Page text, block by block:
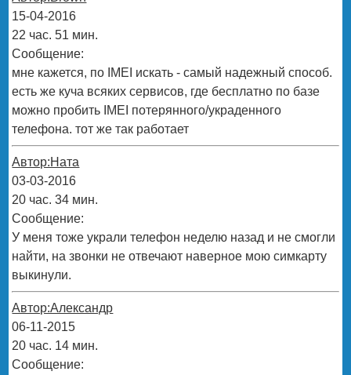
15-04-2016
22 час. 51 мин.
Сообщение:
мне кажется, по IMEI искать - самый надежный способ.
есть же куча всяких сервисов, где бесплатно по базе
можно пробить IMEI потерянного/украденного
телефона. тот же так работает
Автор:Ната
03-03-2016
20 час. 34 мин.
Сообщение:
У меня тоже украли телефон неделю назад и не смогли
найти, на звонки не отвечают наверное мою симкарту
выкинули.
Автор:Александр
06-11-2015
20 час. 14 мин.
Сообщение: